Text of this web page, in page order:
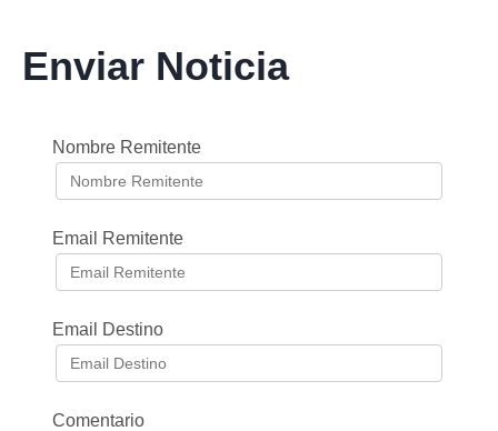
Enviar Noticia
Nombre Remitente
Email Remitente
Email Destino
Comentario